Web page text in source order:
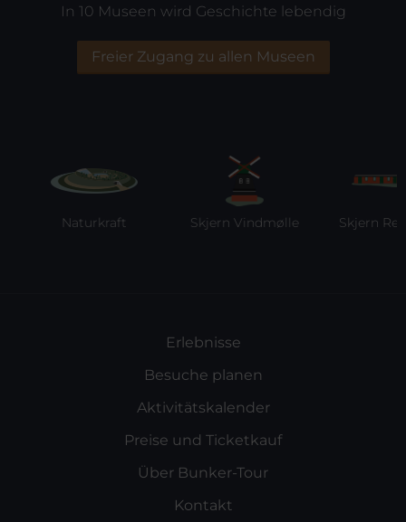
In 10 Museen wird Geschichte lebendig
Freier Zugang zu allen Museen
Naturkraft Skjern Vindmølle Skjern
Erlebnisse
Besuche planen
Aktivitätskalender
Preise und Ticketkauf
Über Bunker-Tour
Kontakt